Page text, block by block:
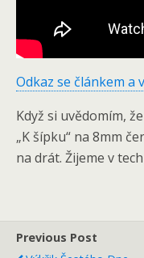
Odkaz se článkem a
Když si uvědomím,
„K šípku“ na 8mm
na drát. Žijeme v
Previous Post